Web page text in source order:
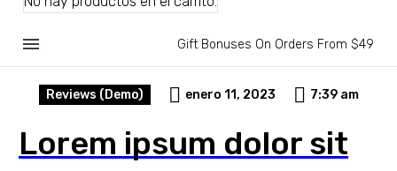
Gift Bonuses On Orders From $49
Reviews (Demo) enero 11, 2023 7:39 am
Lorem ipsum dolor sit